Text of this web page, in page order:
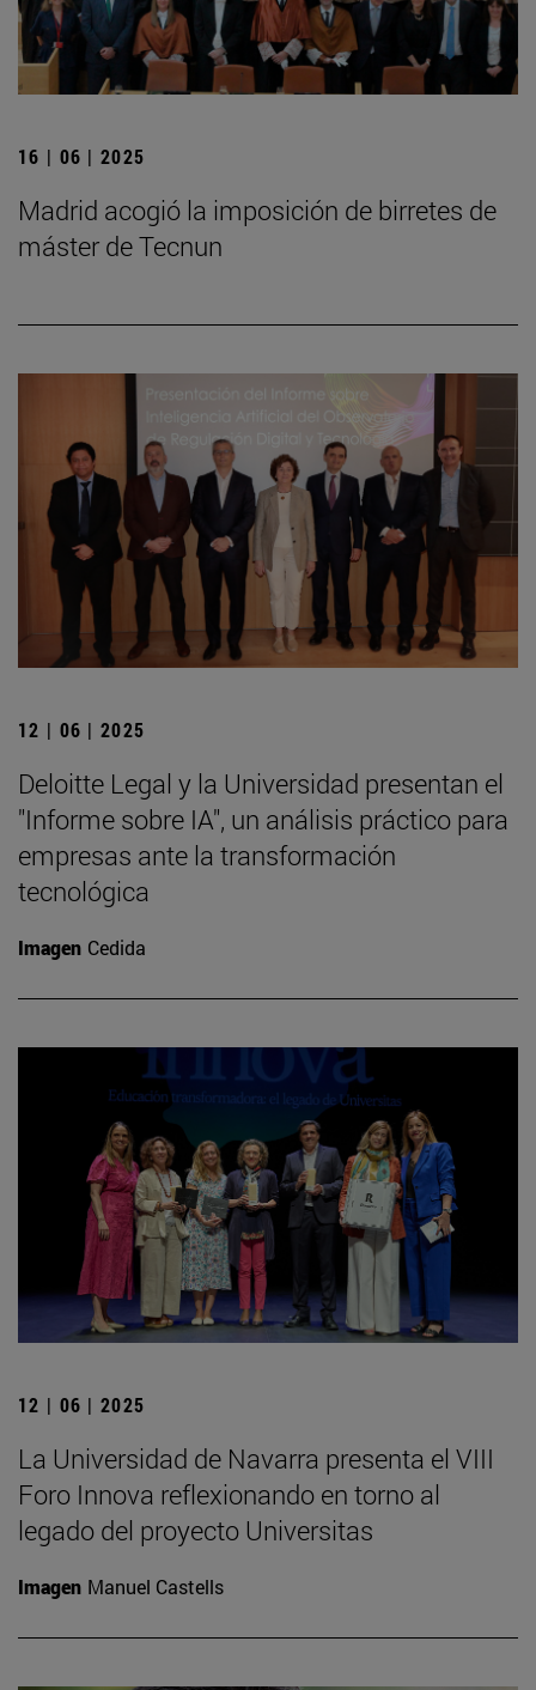
16 | 06 | 2025
Madrid acogió la imposición de birretes de
máster de Tecnun
12 | 06 | 2025
Deloitte Legal y la Universidad presentan el
"Informe sobre IA", un análisis práctico para
empresas ante la transformación
tecnológica
Imagen Cedida
12 | 06 | 2025
La Universidad de Navarra presenta el VIII
Foro Innova reflexionando en torno al
legado del proyecto Universitas
Imagen Manuel Castells